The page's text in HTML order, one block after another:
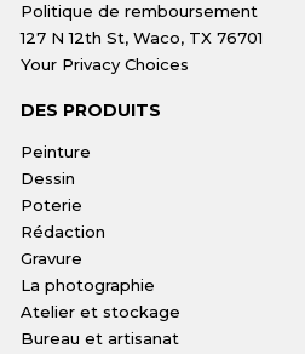
Politique de remboursement
127 N 12th St, Waco, TX 76701
Your Privacy Choices
DES PRODUITS
Peinture
Dessin
Poterie
Rédaction
Gravure
La photographie
Atelier et stockage
Bureau et artisanat